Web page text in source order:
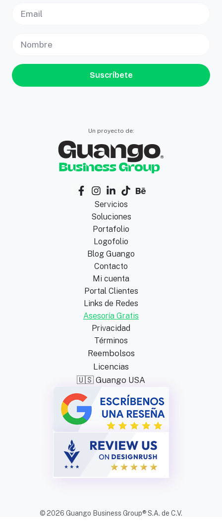
Suscríbete
Un proyecto de:
Servicios
Soluciones
Portafolio
Logofolio
Blog Guango
Contacto
Mi cuenta
Portal Clientes
Links de Redes
Asesoría Gratis
Privacidad
Términos
Reembolsos
Licencias
🇺🇸 Guango USA
© 2026 Guango Business Group® S.A. de C.V.